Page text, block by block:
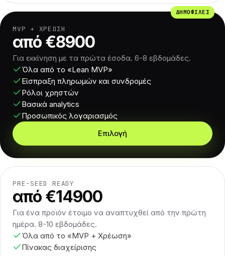
ΔΗΜΟΦΙΛΈΣ
MVP + ΧΡΈΩΣΗ
από €8900
Για εκκίνηση με τα πρώτα έσοδα. 6-8 εβδομάδες.
Όλα από το «Lean MVP»
Είσπραξη πληρωμών και συνδρομές
Ρόλοι χρηστών
Βασικά analytics
Προσωπικός λογαριασμός
Επιλογή
PRE-SEED READY
από €14900
Για ένα προϊόν έτοιμο να αναπτυχθεί από την πρώτη
ημέρα. 8-10 εβδομάδες.
Όλα από το «MVP + Χρέωση»
Πίνακας διαχείρισης